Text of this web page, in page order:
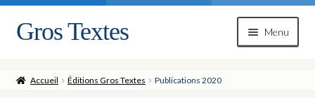
Aller
à
navigation
Aller
au
Gros Textes Menu
Accueil Éditions Gros Textes Publications 2020